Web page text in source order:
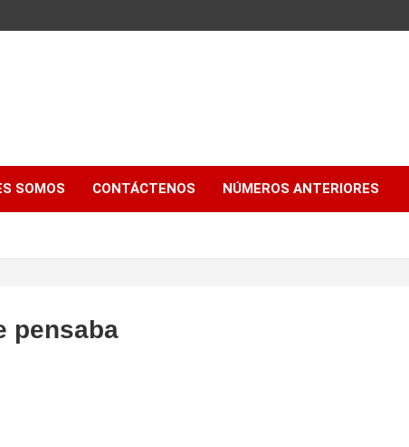
SOMOS CONTÁCTENOS NÚMEROS ANTERIORES
pensaba